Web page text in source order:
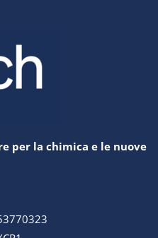
per la chimica e le nuove